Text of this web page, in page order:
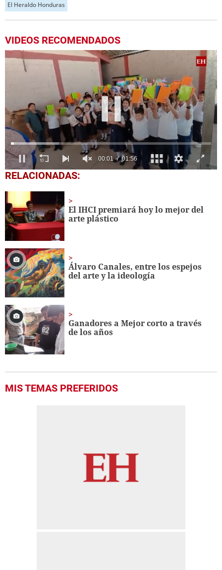
El Heraldo Honduras
VIDEOS RECOMENDADOS
0
seconds
1
minute,
56
seconds
RELACIONADAS:
El IHCI premiará hoy lo mejor del
arte plástico
Álvaro Canales, entre los espejos
del arte y la ideología
Ganadores a Mejor corto a través
de los años
MIS TEMAS PREFERIDOS